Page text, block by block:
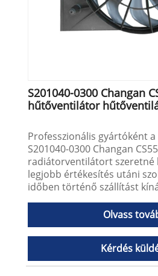
S201040-0300 Changan
hűtőventilátor
Professzionális gyártóként
S201040-0300 Changan
radiátorventilátort szeretné
legjobb értékesítés utáni
időben történő szállítást
Olvass
Kérdés